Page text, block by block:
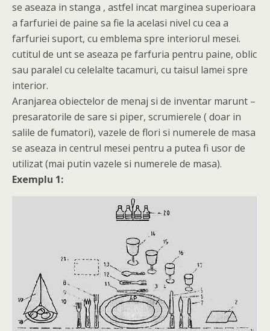
se aseaza in stanga , astfel incat marginea superioara
a farfuriei de paine sa fie la acelasi nivel cu cea a
farfuriei suport, cu emblema spre interiorul mesei.
cutitul de unt se aseaza pe farfuria pentru paine, oblic
sau paralel cu celelalte tacamuri, cu taisul lamei spre
interior.
Aranjarea obiectelor de menaj si de inventar marunt –
presaratorile de sare si piper, scrumierele ( doar in
salile de fumatori), vazele de flori si numerele de masa
se aseaza in centrul mesei pentru a putea fi usor de
utilizat (mai putin vazele si numerele de masa).
Exemplu 1: